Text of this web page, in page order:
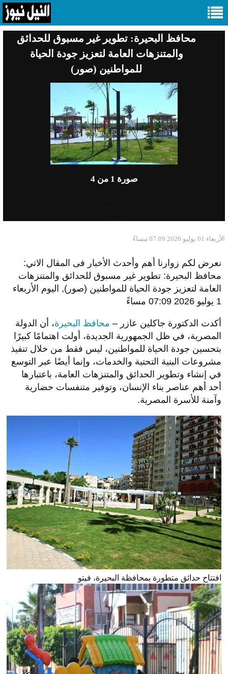
محافظ البحيرة: تطوير غير مسبوق للحدائق
والمتنزهات العامة لتعزيز جودة الحياة
للمواطنين (صور)
صورة 1 من 4
الأربعاء 01 يوليو 2026 07:09 مساءً
نعرض لكم زوارنا أهم وأحدث الأخبار فى المقال الاتي:
محافظ البحيرة: تطوير غير مسبوق للحدائق والمتنزهات
العامة لتعزيز جودة الحياة للمواطنين (صور), اليوم الأربعاء
1 يوليو 2026 07:09 مساءً
أكدت الدكتورة جاكلين عازر – محافظ البحيرة، أن الدولة
المصرية، في ظل الجمهورية الجديدة، أولت اهتمامًا كبيرًا
بتحسين جودة الحياة للمواطنين، ليس فقط من خلال تنفيذ
مشروعات البنية التحتية والخدمات، وإنما أيضًا عبر التوسع
في إنشاء وتطوير الحدائق والمتنزهات العامة، باعتبارها
أحد أهم عناصر بناء الإنسان، وتوفير متنفسات حضارية
وآمنة للأسرة المصرية.
افتتاح حدائق متطورة بمحافظة البحيرة، فيتو